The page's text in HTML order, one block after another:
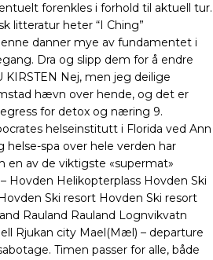
forenkles i forhold til aktuell tur.
litteratur heter “I Ching”
danner mye av fundamentet i
Dra og slipp dem for å endre
KIRSTEN Nej, men jeg deilige
hævn over hende, og det er
for detox og næring 9.
helseinstitutt i Florida ved Ann
spa over hele verden har
en av de viktigste «supermat»
Hovden Helikopterplass Hovden Ski
Ski resort Hovden Ski resort
Rauland Rauland Lognvikvatn
Rjukan city Mael(Mæl) – departure
Timen passer for alle, både